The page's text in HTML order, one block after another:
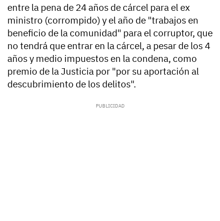
entre la pena de 24 años de cárcel para el ex
ministro (corrompido) y el año de "trabajos en
beneficio de la comunidad" para el corruptor, que
no tendrá que entrar en la cárcel, a pesar de los 4
años y medio impuestos en la condena, como
premio de la Justicia por "por su aportación al
descubrimiento de los delitos".